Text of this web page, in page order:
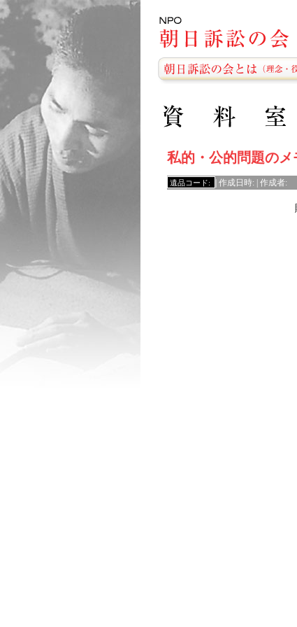
私的・公的問題のメ
遺品コード: | 作成日時: | 作成者: